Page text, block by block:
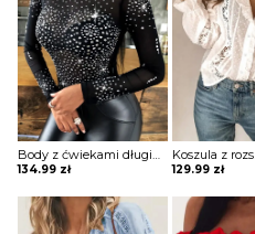
Body z ćwiekami długim rękawem Kaludka
134.99 zł 129.99 zł